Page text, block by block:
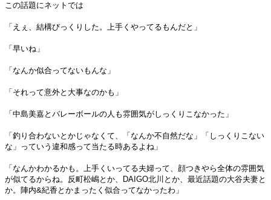
この話題にネットでは
「えぇ、結構びっくりした。上手くやってるもんだと」
「早いね」
「なんか似合ってないもんな」
「それって意外と大事なのかも」
「中島美嘉とバレーボールの人も雰囲気がしっくりこなかった」
「釣り合わないとかじゃなくて、「なんか不自然だな」「しっくりこない
な」っていう違和感って当たる時あるよね」
「なんかわかるかも。上手くいってる夫婦って、顔つきやら全体の雰囲気
が似てるからね。反町松嶋とか、DAIGO北川とか、最近話題の大谷夫妻と
か。陣内&紀香とかまったく似合ってなかったわ」